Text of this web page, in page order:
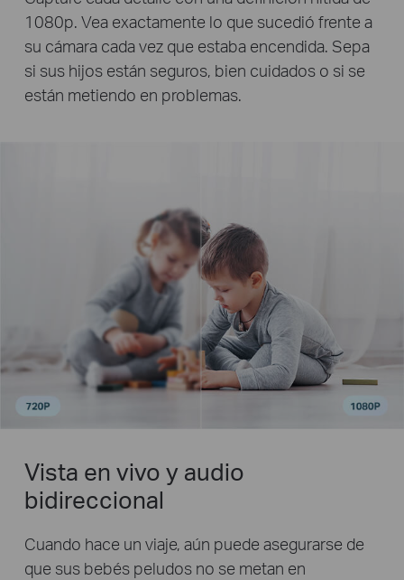
1080p. Vea exactamente lo que sucedió frente a
su cámara cada vez que estaba encendida. Sepa
si sus hijos están seguros, bien cuidados o si se
están metiendo en problemas.
Vista en vivo y audio
bidireccional
Cuando hace un viaje, aún puede asegurarse de
que sus bebés peludos no se metan en